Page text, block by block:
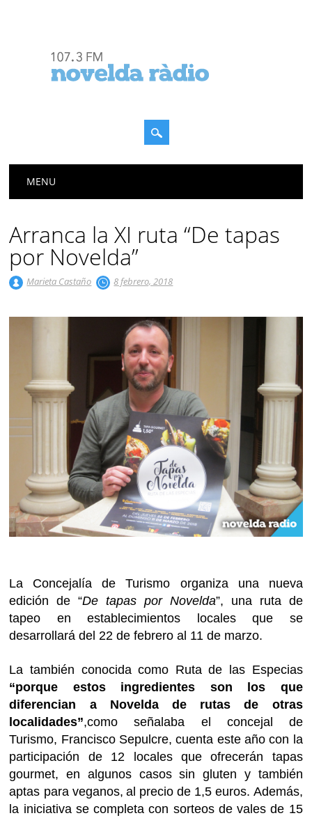
Menú principal
MENU
Arranca la XI ruta “De tapas
por Novelda”
Marieta Castaño 8 febrero, 2018
La Concejalía de Turismo organiza una nueva
edición de “De tapas por Novelda”, una ruta de
tapeo en establecimientos locales que se
desarrollará del 22 de febrero al 11 de marzo.
La también conocida como Ruta de las Especias
“porque estos ingredientes son los que
diferencian a Novelda de rutas de otras
localidades”,como señalaba el concejal de
Turismo, Francisco Sepulcre, cuenta este año con la
participación de 12 locales que ofrecerán tapas
gourmet, en algunos casos sin gluten y también
aptas para veganos, al precio de 1,5 euros. Además,
la iniciativa se completa con sorteos de vales de 15